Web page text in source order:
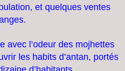
et quelques ventes
avec l’odeur des mojhettes
les habits d’antan, portés